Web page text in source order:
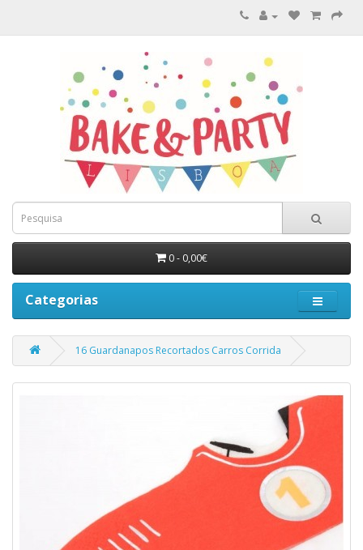
0 - 0,00€
Categorias
16 Guardanapos Recortados Carros Corrida